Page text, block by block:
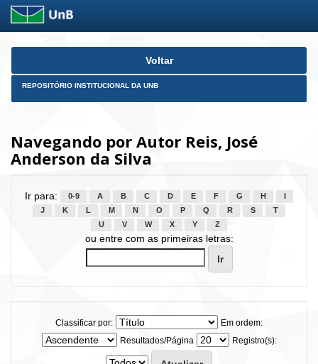
Skip
Voltar
REPOSITÓRIO INSTITUCIONAL DA UNB
Navegando por Autor Reis, José
Anderson da Silva
Ir para: 0-9 A B C D E F G H
J
K L M N O P Q R S
T
U
V W X Y Z
ou entre com as primeiras letras:
Classificar por:
Em ordem:
Resultados/Página
Registro(s):